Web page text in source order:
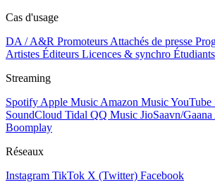
Cas d'usage
DA / A&R Promoteurs Attachés de presse
Artistes Éditeurs Licences & synchro Étudiants
Streaming
Spotify Apple Music Amazon MusicYouTube
SoundCloud Tidal QQ Music JioSaavn/Gaana
Boomplay
Réseaux
Instagram TikTok X (Twitter) Facebook